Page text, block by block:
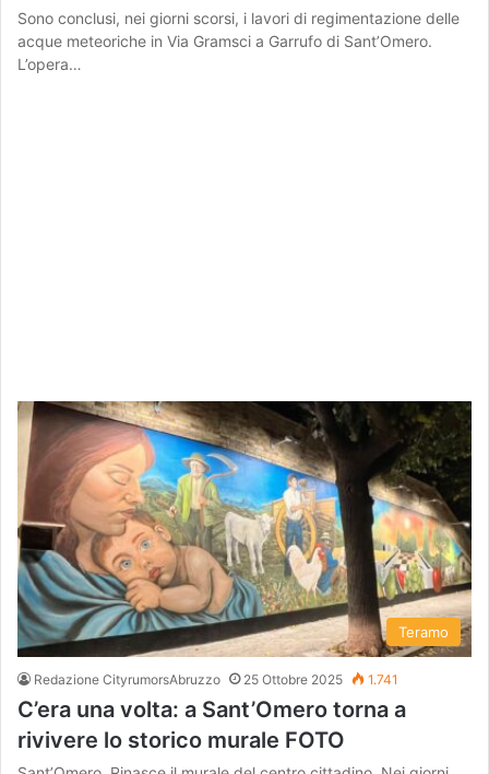
Sono conclusi, nei giorni scorsi, i lavori di regimentazione delle
acque meteoriche in Via Gramsci a Garrufo di Sant’Omero.
L’opera…
Teramo
Redazione CityrumorsAbruzzo 25 Ottobre 2025 1.741
C’era una volta: a Sant’Omero torna a
rivivere lo storico murale FOTO